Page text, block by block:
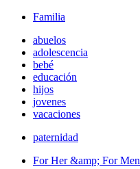
Familia
abuelos
adolescencia
bebé
educación
hijos
jovenes
vacaciones
paternidad
For Her &amp; For Men